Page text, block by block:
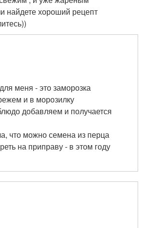
найдете хороший рецепт
меня - это заморозка
и в морозилку
добавляем и получается
что можно семена из перца
на приправу - в этом году